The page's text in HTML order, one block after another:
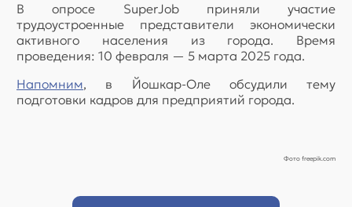
В опросе SuperJob приняли участие
трудоустроенные представители экономически
активного населения из города. Время
проведения: 10 февраля — 5 марта 2025 года.
Напомним, в Йошкар-Оле обсудили тему
подготовки кадров для предприятий города.
Фото freepik.com